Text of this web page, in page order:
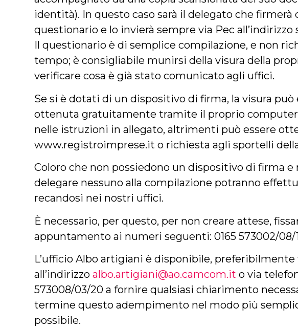
identità). In questo caso sarà il delegato che
questionario e lo invierà sempre via Pec all’indirizzo
Il questionario è di semplice compilazione, e non
tempo; è consigliabile munirsi della visura della
verificare cosa è già stato comunicato agli uffici.
Se si è dotati di un dispositivo di firma, la visura può
ottenuta gratuitamente tramite il proprio
nelle istruzioni in allegato, altrimenti può essere
www.registroimprese.it o richiesta agli sportelli
Coloro che non possiedono un dispositivo di firma e
delegare nessuno alla compilazione potranno
recandosi nei nostri uffici.
È necessario, per questo, per non creare attese,
appuntamento ai numeri seguenti: 0165 573002/08/
L’ufficio Albo artigiani è disponibile, preferibilmente
all’indirizzoalbo.artigiani@ao.camcom.it o via
573008/03/20 a fornire qualsiasi chiarimento
termine questo adempimento nel modo più
possibile.